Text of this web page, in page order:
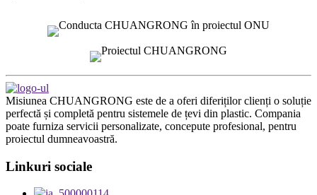
Misiunea CHUANGRONG este de a oferi diferiților clienți o soluție
perfectă și completă pentru sistemele de țevi din plastic. Compania
poate furniza servicii personalizate, concepute profesional, pentru
proiectul dumneavoastră.
Linkuri sociale